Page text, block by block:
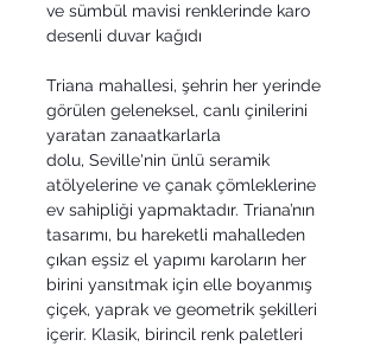
ve sümbül mavisi renklerinde karo
desenli duvar kağıdı
Triana mahallesi, şehrin her yerinde
görülen geleneksel, canlı çinilerini
yaratan zanaatkarlarla
dolu, Seville'nin ünlü seramik
atölyelerine ve çanak çömleklerine
ev sahipliği yapmaktadır. Triana’nın
tasarımı, bu hareketli mahalleden
çıkan eşsiz el yapımı karoların her
birini yansıtmak için elle boyanmış
çiçek, yaprak ve geometrik şekilleri
içerir. Klasik, birincil renk paletleri